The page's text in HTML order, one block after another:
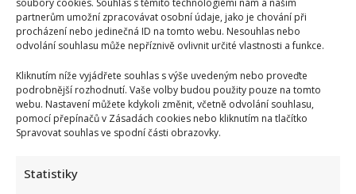
partnerům umožní zpracovávat osobní údaje, jako je chování při
procházení nebo jedinečná ID na tomto webu. Nesouhlas nebo
odvolání souhlasu může nepříznivě ovlivnit určité vlastnosti a funkce.
Kliknutím níže vyjádřete souhlas s výše uvedeným nebo proveďte
podrobnější rozhodnutí. Vaše volby budou použity pouze na tomto
webu. Nastavení můžete kdykoli změnit, včetně odvolání souhlasu,
pomocí přepínačů v Zásadách cookies nebo kliknutím na tlačítko
Spravovat souhlas ve spodní části obrazovky.
Statistiky